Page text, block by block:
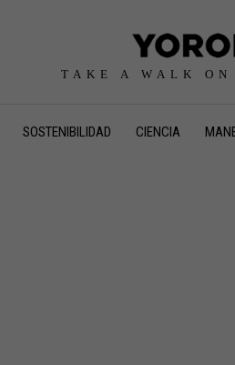
TAKE A WALK
SOSTENIBILIDAD CIENCIA